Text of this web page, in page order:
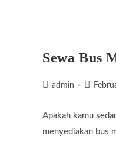
Sewa Bus
Postadmin
Post
Apakah kamu
menyediakan bus